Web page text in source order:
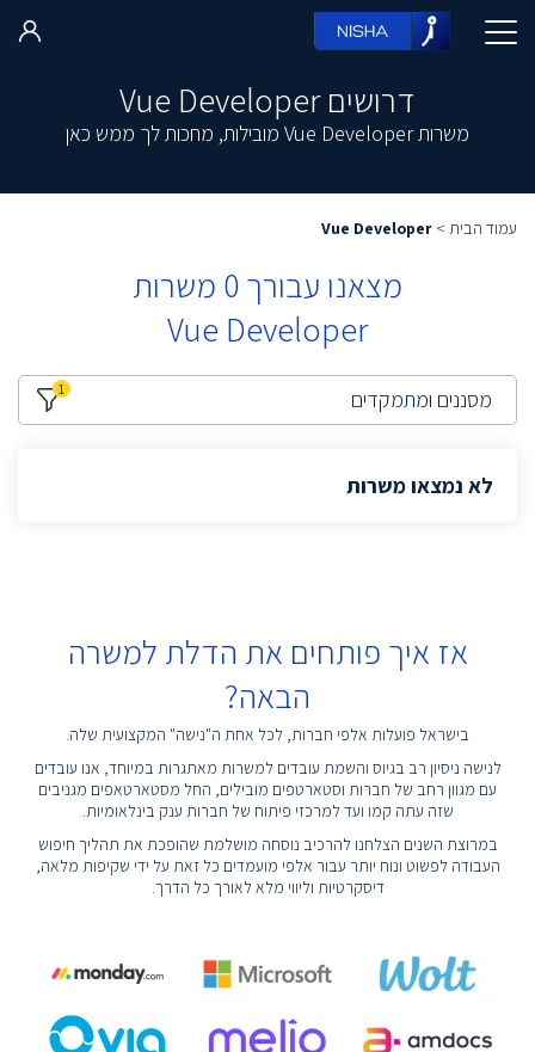
דרושים Vue Developer
משרות Vue Developer מובילות, מחכות לך ממש כאן
עמוד הבית >
Vue Developer
מצאנו עבורך0 משרות
Vue Developer
מסננים ומתמקדים 1
לא נמצאו משרות
אז איך פותחים את הדלת למשרה
הבאה?
בישראל פועלות אלפי חברות, לכל אחת ה"נישה" המקצועית שלה.
לנישה ניסיון רב בגיוס והשמת עובדים למשרות מאתגרות במיוחד, אנו עובדים
עם מגוון רחב של חברות וסטארטפים מובילים, החל מסטארטאפים מגניבים
שזה עתה קמו ועד למרכזי פיתוח של חברות ענק בינלאומיות.
במרוצת השנים הצלחנו להרכיב נוסחה מושלמת שהופכת את תהליך חיפוש
העבודה לפשוט ונוח יותר עבור אלפי מועמדים כל זאת על ידי שקיפות מלאה,
דיסקרטיות וליווי מלא לאורך כל הדרך.